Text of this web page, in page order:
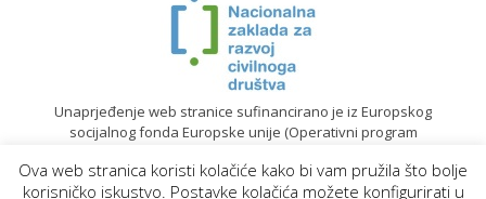
Unaprjeđenje web stranice sufinancirano je iz Europskog
socijalnog fonda Europske unije (Operativni program
© 2020. Sadržaj mrežne stranice isključiva je odgovornost
Ova web stranica koristi kolačiće kako bi vam pružila što bolje
korisničko iskustvo. Postavke kolačića možete konfigurirati u